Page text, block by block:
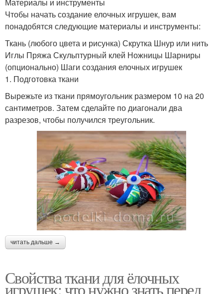
Материалы и инструменты
Чтобы начать создание елочных игрушек, вам
понадобятся следующие материалы и инструменты:
Ткань (любого цвета и рисунка) Скрутка Шнур или нить
Иглы Пряжа Скульптурный клей Ножницы Шарниры
(опционально) Шаги создания елочных игрушек
1. Подготовка ткани
Вырежьте из ткани прямоугольник размером 10 на 20
сантиметров. Затем сделайте по диагонали два
разрезов, чтобы получился треугольник.
читать дальше →
Свойства ткани для ёлочных
игрушек: что нужно знать перед